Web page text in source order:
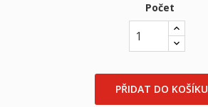
Počet
PŘIDAT DO KOŠÍKU
Přihlásit se